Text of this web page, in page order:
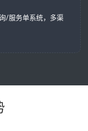
/服务单系统，多渠